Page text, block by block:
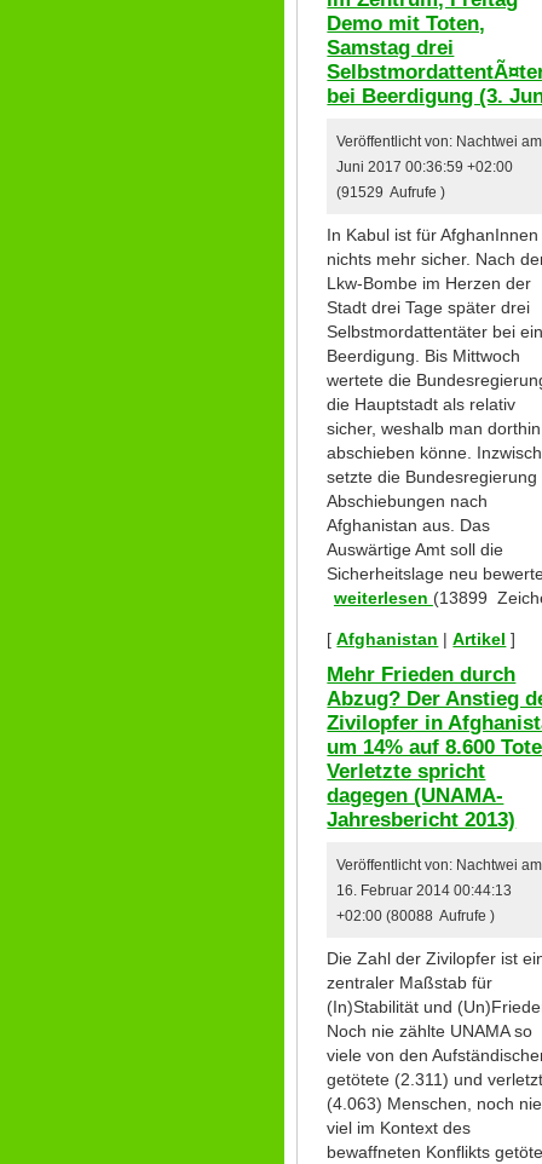
Demo mit Toten,
Samstag drei
bei Beerdigung (3.
Veröffentlicht von: Nachtwei
Juni 2017 00:36:59 +02:00
(91529 Aufrufe )
In Kabul ist für AfghanInnen
nichts mehr sicher. Nach
Lkw-Bombe im Herzen der
Stadt drei Tage später drei
Selbstmordattentäter bei
Beerdigung. Bis Mittwoch
wertete die
die Hauptstadt als relativ
sicher, weshalb man dorthin
abschieben könne.
setzte die Bundesregierung
Abschiebungen nach
Afghanistan aus. Das
Auswärtige Amt soll die
Sicherheitslage neu
weiterlesen (13899
[Afghanistan |Artikel ]
Mehr Frieden durch
Abzug? Der Anstieg
Zivilopfer in
um 14% auf 8.600
Verletzte spricht
dagegen (UNAMA-
Jahresbericht 2013)
Veröffentlicht von: Nachtwei am
16. Februar 2014 00:44:13
+02:00 (80088 Aufrufe )
Die Zahl der Zivilopfer ist
zentraler Maßstab für
(In)Stabilität und
Noch nie zählte UNAMA so
viele von den
getötete (2.311) und
(4.063) Menschen, noch
viel im Kontext des
bewaffneten Konflikts